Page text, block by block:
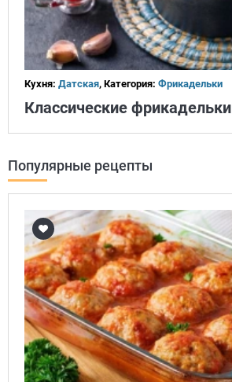
Кухня: Датская, Категория: Фрикадельки
Классические фрикадельки
Популярные рецепты